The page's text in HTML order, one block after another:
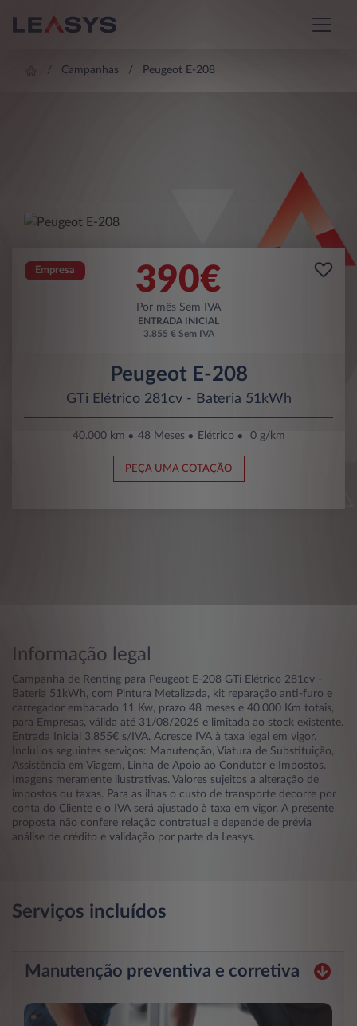
Campanhas Peugeot E-208
Empresa 390€
Por mês Sem IVA
ENTRADA INICIAL
3.855 € Sem IVA
Peugeot E-208
GTi Elétrico 281cv - Bateria 51kWh
40.000 km 48 Meses Elétrico 0 g/km
PEÇA UMA COTAÇÃO
Informação legal
Campanha de Renting para Peugeot E-208 GTi Elétrico 281cv -
Bateria 51kWh, com Pintura Metalizada, kit reparação anti-furo e
carregador embacado 11 Kw, prazo 48 meses e 40.000 Km totais,
para Empresas, válida até 31/08/2026 e limitada ao stock existente.
Entrada Inicial 3.855€ s/IVA. Acresce IVA à taxa legal em vigor.
Inclui os seguintes serviços: Manutenção, Viatura de Substituição,
Assistência em Viagem, Linha de Apoio ao Condutor e Impostos.
Imagens meramente ilustrativas. Valores sujeitos a alteração de
impostos ou taxas. Para as ilhas o custo de transporte decorre por
conta do Cliente e o IVA será ajustado à taxa em vigor. A presente
proposta não confere relação contratual e depende de prévia
análise de crédito e validação por parte da Leasys.
Serviços incluídos
Manutenção preventiva e corretiva